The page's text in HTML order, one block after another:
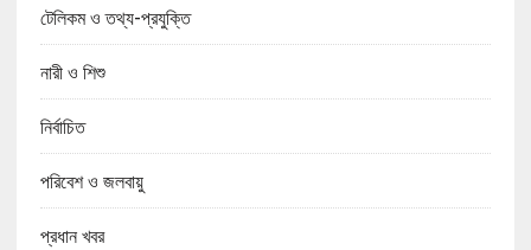
টেলিকম ও তথ্য-প্রযুক্তি
নারী ও শিশু
নির্বাচিত
পরিবেশ ও জলবায়ু
প্রধান খবর